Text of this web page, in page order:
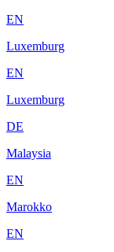
EN
Luxemburg
EN
Luxemburg
DE
Malaysia
EN
Marokko
EN